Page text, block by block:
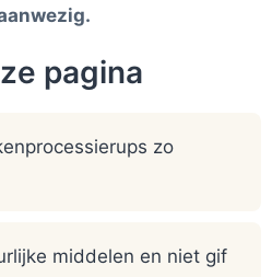
pagina
zo
middelen en niet gif